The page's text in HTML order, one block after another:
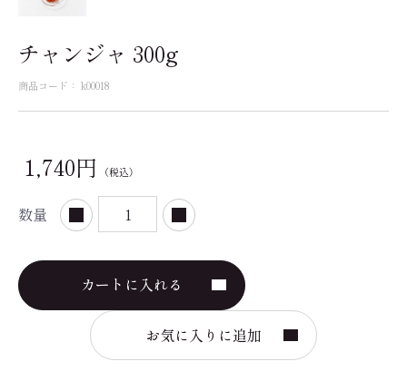
チャンジャ 300g
商品コード： k00018
1,740円 （税込）
数量
カートに入れる
お気に入りに追加